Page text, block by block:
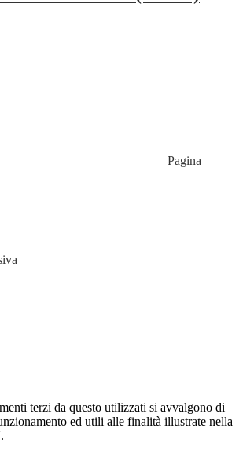
Pagina
terzi da questo utilizzati si avvalgono di
ed utili alle finalità illustrate nella
.